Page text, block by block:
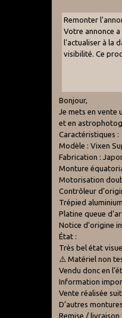
Remonter
Votre annonce
l'actualiser à la
visibilité. Ce
Bonjour,
Je mets en vente
et en
Caractéristiques :
Modèle : Vixen
Fabrication :
Monture
Motorisation
Contrôleur
Trépied
Platine queue
Notice d’origine
État :
Très bel état
⚠️ Matériel non
Vendu donc en
Information
Vente réalisée
D’autres
Remise / livraison :